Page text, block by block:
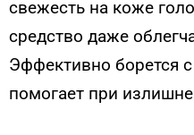
свежесть на коже
средство даже
Эффективно борется
помогает при